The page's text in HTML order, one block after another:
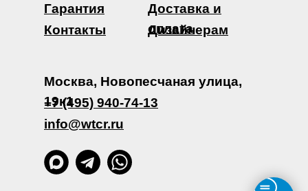
Дизайнерам
Доставка и
оплата
Гарантия
Контакты
Москва, Новопесчаная улица,
19к1
info@wtcr.ru
+7 (495) 940-74-13